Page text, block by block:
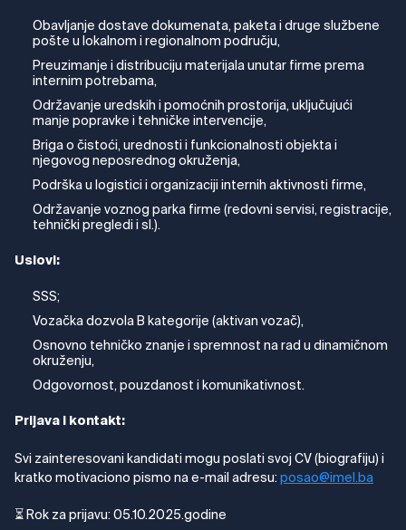
Obavljanje dostave dokumenata, paketa i druge službene
pošte u lokalnom i regionalnom području,
Preuzimanje i distribuciju materijala unutar firme prema
internim potrebama,
Održavanje uredskih i pomoćnih prostorija, uključujući
manje popravke i tehničke intervencije,
Briga o čistoći, urednosti i funkcionalnosti objekta i
njegovog neposrednog okruženja,
Podrška u logistici i organizaciji internih aktivnosti firme,
Održavanje voznog parka firme (redovni servisi, registracije,
tehnički pregledi i sl.).
Uslovi:
SSS;
Vozačka dozvola B kategorije (aktivan vozač),
Osnovno tehničko znanje i spremnost na rad u dinamičnom
okruženju,
Odgovornost, pouzdanost i komunikativnost.
Prijava i kontakt:
Svi zainteresovani kandidati mogu poslati svoj CV (biografiju) i
kratko motivaciono pismo na e-mail adresu: posao@imel.ba
⏳ Rok za prijavu: 05.10.2025.godine